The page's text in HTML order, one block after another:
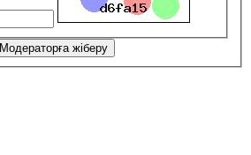
Модераторға жіберу